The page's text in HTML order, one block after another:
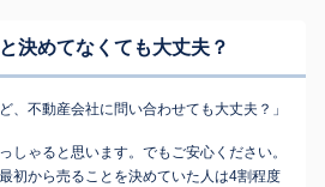
決めてなくても大丈夫？
、不動産会社に問い合わせても大丈夫？」
しゃると思います。でもご安心ください。
初から売ることを決めていた人は4割程度